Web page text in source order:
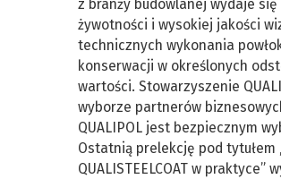
z branży budowlanej wydaje
żywotności i wysokiej jakości
technicznych wykonania
konserwacji w określonych
wartości. Stowarzyszenie
wyborze partnerów
QUALIPOL jest bezpiecznym
Ostatnią prelekcję pod tytułem
QUALISTEELCOAT w